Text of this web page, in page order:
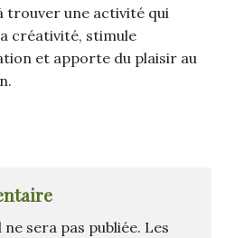
trouver une activité qui
créativité, stimule
et apporte du plaisir au
sera pas publiée. Les